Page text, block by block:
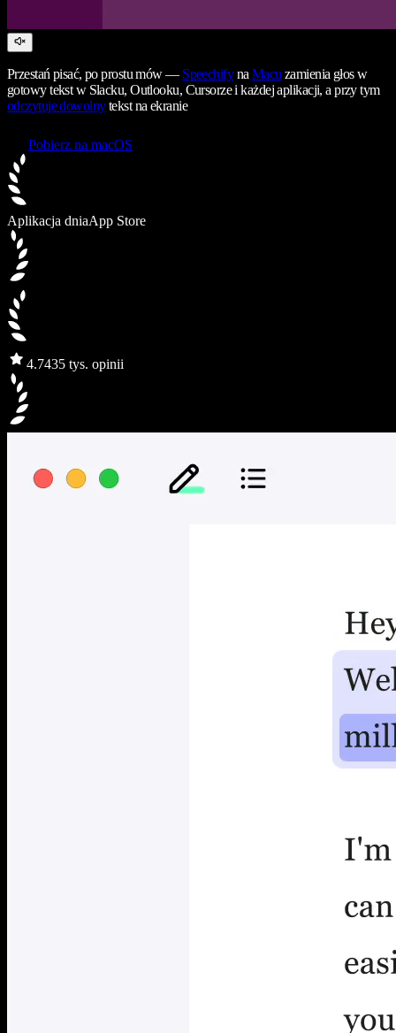
Przestań pisać, po prostu mów — Speechifyna Macu zamienia głos w
gotowy tekst w Slacku, Outlooku, Cursorze i każdej aplikacji, a przy tym
odczytuje dowolnytekst na ekranie
Pobierz na macOS
Aplikacja dniaApp Store
4.7435 tys. opinii